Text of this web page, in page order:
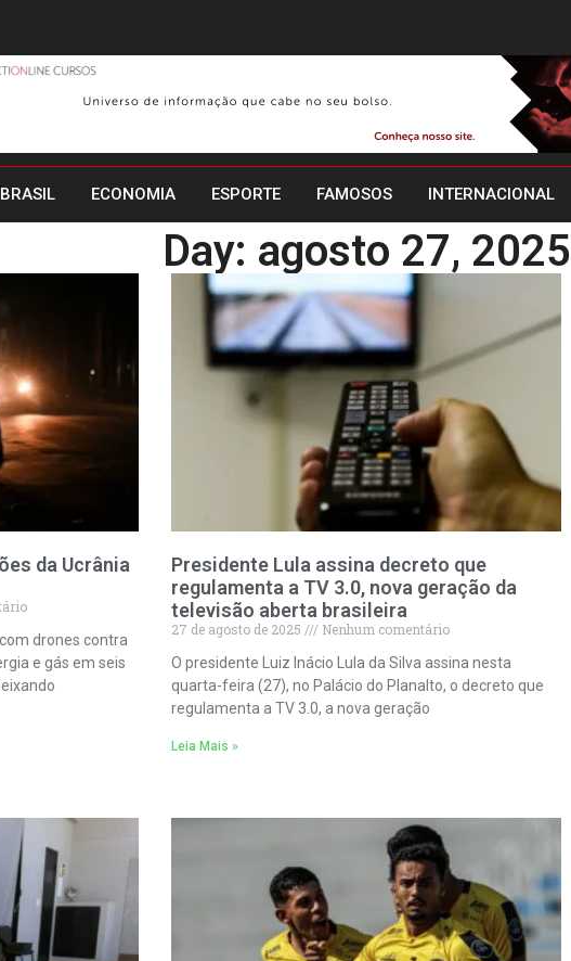
BRASIL ECONOMIA ESPORTE FAMOSOS INTERNACIONAL
Day: agosto 27, 2025
da Ucrânia
drones contra
e gás em seis
Presidente Lula assina decreto que
regulamenta a TV 3.0, nova geração da
televisão aberta brasileira
27 de agosto de 2025
Nenhum comentário
O presidente Luiz Inácio Lula da Silva assina nesta
quarta-feira (27), no Palácio do Planalto, o decreto que
regulamenta a TV 3.0, a nova geração
Leia Mais »